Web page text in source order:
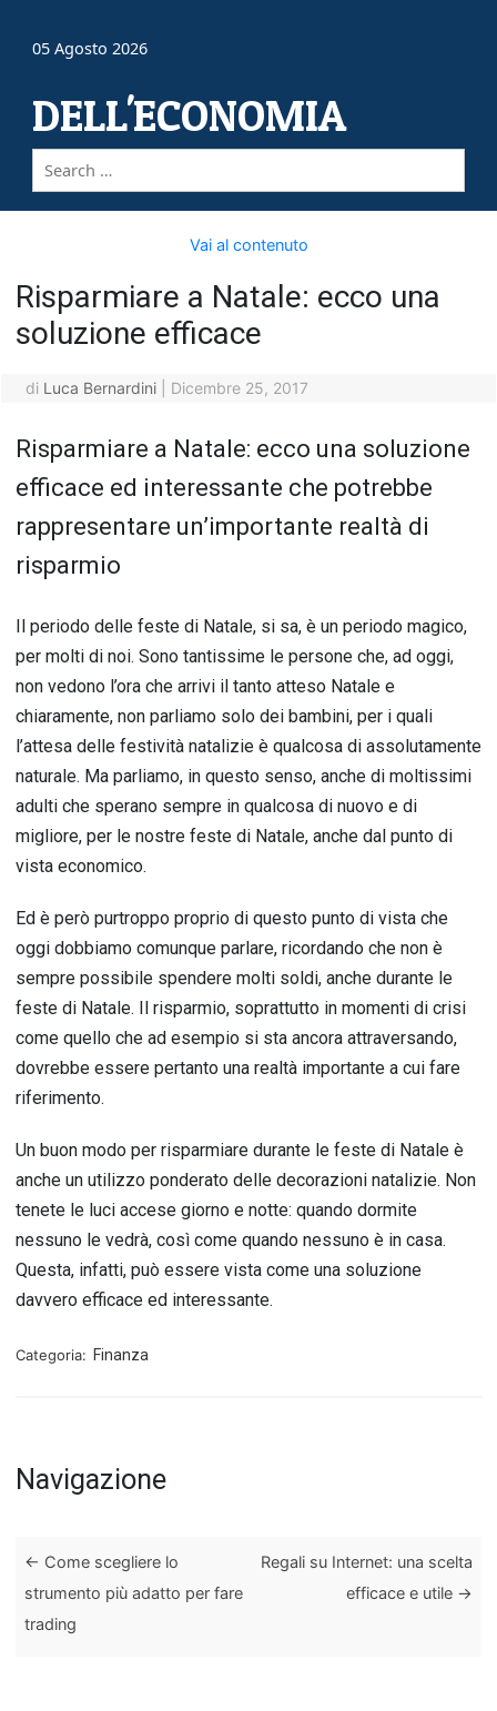
05 Agosto 2026
DELL'ECONOMIA
Vai al contenuto
Risparmiare a Natale: ecco una
soluzione efficace
di Luca Bernardini Dicembre 25, 2017
Risparmiare a Natale: ecco una soluzione
efficace ed interessante che potrebbe
rappresentare un’importante realtà di
risparmio
Il periodo delle feste di Natale, si sa, è un periodo magico,
per molti di noi. Sono tantissime le persone che, ad oggi,
non vedono l’ora che arrivi il tanto atteso Natale e
chiaramente, non parliamo solo dei bambini, per i quali
l’attesa delle festività natalizie è qualcosa di assolutamente
naturale. Ma parliamo, in questo senso, anche di moltissimi
adulti che sperano sempre in qualcosa di nuovo e di
migliore, per le nostre feste di Natale, anche dal punto di
vista economico.
Ed è però purtroppo proprio di questo punto di vista che
oggi dobbiamo comunque parlare, ricordando che non è
sempre possibile spendere molti soldi, anche durante le
feste di Natale. Il risparmio, soprattutto in momenti di crisi
come quello che ad esempio si sta ancora attraversando,
dovrebbe essere pertanto una realtà importante a cui fare
riferimento.
Un buon modo per risparmiare durante le feste di Natale è
anche un utilizzo ponderato delle decorazioni natalizie. Non
tenete le luci accese giorno e notte: quando dormite
nessuno le vedrà, così come quando nessuno è in casa.
Questa, infatti, può essere vista come una soluzione
davvero efficace ed interessante.
Categoria: Finanza
Navigazione
← Come scegliere lo
strumento più adatto per fare
trading
Regali su Internet: una scelta
efficace e utile →